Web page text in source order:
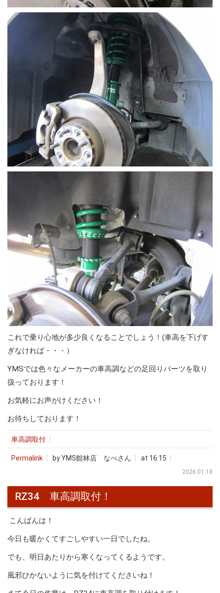
これで乗り心地が多少良くなることでしょう！(車高を下げす
ぎなければ・・・）
YMSでは色々なメーカーの車高調などの足回りパーツを取り
扱っております！
お気軽にお声がけください！
お待ちしております！
車高調取付
Permalink by YMS館林店 なべさん at 16:15
2026.01.18
RZ34 車高調取付！
こんばんは！
今日も暖かくてすごしやすい一日でしたね。
でも、明日あたりから寒くなってくるようです。
風邪ひかないように気を付けてくださいね！